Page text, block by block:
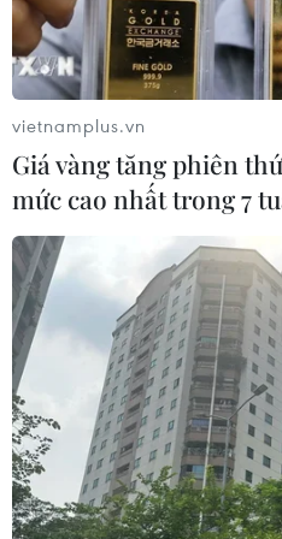
Nhà lãnh đạo Triều Tiên Kim
Quốc Moon Jae-in tại cuộc
ngày 18/9/2018.
Ngày 12/6, Tổng thống
bày tỏ hy vọng ông sẽ
vietnamplus.vn
Giá vàng tăng phiên
mức cao nhất trong 7